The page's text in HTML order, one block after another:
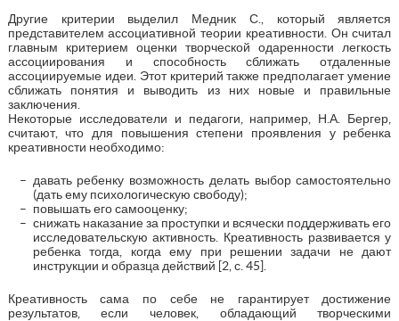
Другие критерии выделил Медник С., который является
представителем ассоциативной теории креативности. Он считал
главным критерием оценки творческой одаренности легкость
ассоциирования и способность сближать отдаленные
ассоциируемые идеи. Этот критерий также предполагает умение
сближать понятия и выводить из них новые и правильные
заключения.
Некоторые исследователи и педагоги, например, Н.А. Бергер,
считают, что для повышения степени проявления у ребенка
креативности необходимо:
давать ребенку возможность делать выбор самостоятельно
(дать ему психологическую свободу);
повышать его самооценку;
снижать наказание за проступки и всячески поддерживать его
исследовательскую активность. Креативность развивается у
ребенка тогда, когда ему при решении задачи не дают
инструкции и образца действий [2, с. 45].
Креативность сама по себе не гарантирует достижение
результатов, если человек, обладающий творческими